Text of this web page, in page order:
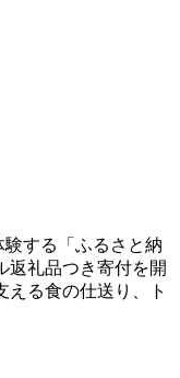
する「ふるさと納
礼品つき寄付を開
える食の仕送り、ト